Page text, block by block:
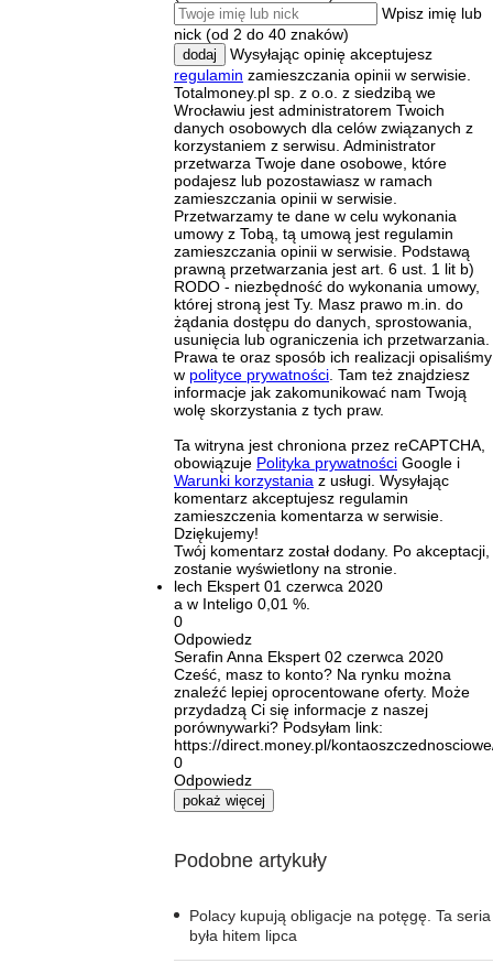
Wpisz imię lub
nick (od 2 do 40 znaków)
dodaj
Wysyłając opinię akceptujesz
regulamin zamieszczania opinii w serwisie.
Totalmoney.pl sp. z o.o. z siedzibą we
Wrocławiu jest administratorem Twoich
danych osobowych dla celów związanych z
korzystaniem z serwisu. Administrator
przetwarza Twoje dane osobowe, które
podajesz lub pozostawiasz w ramach
zamieszczania opinii w serwisie.
Przetwarzamy te dane w celu wykonania
umowy z Tobą, tą umową jest regulamin
zamieszczania opinii w serwisie. Podstawą
prawną przetwarzania jest art. 6 ust. 1 lit b)
RODO - niezbędność do wykonania umowy,
której stroną jest Ty. Masz prawo m.in. do
żądania dostępu do danych, sprostowania,
usunięcia lub ograniczenia ich przetwarzania.
Prawa te oraz sposób ich realizacji opisaliśmy
w polityce prywatności . Tam też znajdziesz
informacje jak zakomunikować nam Twoją
wolę skorzystania z tych praw.
Ta witryna jest chroniona przez reCAPTCHA,
obowiązuje Polityka prywatności Google i
Warunki korzystania z usługi. Wysyłając
komentarz akceptujesz regulamin
zamieszczenia komentarza w serwisie.
Dziękujemy!
Twój komentarz został dodany. Po akceptacji,
zostanie wyświetlony na stronie.
lech Ekspert 01 czerwca 2020
a w Inteligo 0,01 %.
0
Odpowiedz
Serafin Anna Ekspert 02 czerwca 2020
Cześć, masz to konto? Na rynku można
znaleźć lepiej oprocentowane oferty. Może
przydadzą Ci się informacje z naszej
porównywarki? Podsyłam link:
https://direct.money.pl/
0
Odpowiedz
pokaż więcej
Podobne artykuły
Polacy kupują obligacje na potęgę. Ta seria
była hitem lipca